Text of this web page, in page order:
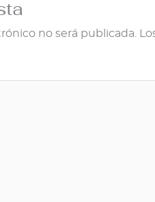
no será publicada.